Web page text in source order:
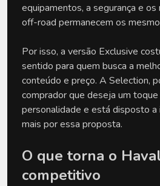
equipamentos, a segurança e
off-road permanecem os
Por isso, a versão Exclusive
sentido para quem busca a
conteúdo e preço. A Selection,
comprador que deseja um
personalidade e está disposto a
mais por essa proposta.
O que torna o
competitivo